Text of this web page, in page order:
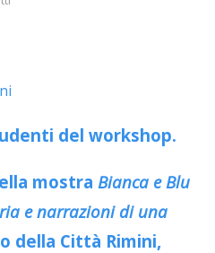
del workshop.
mostra Bianca e Blu
e narrazioni di una
della Città Rimini,